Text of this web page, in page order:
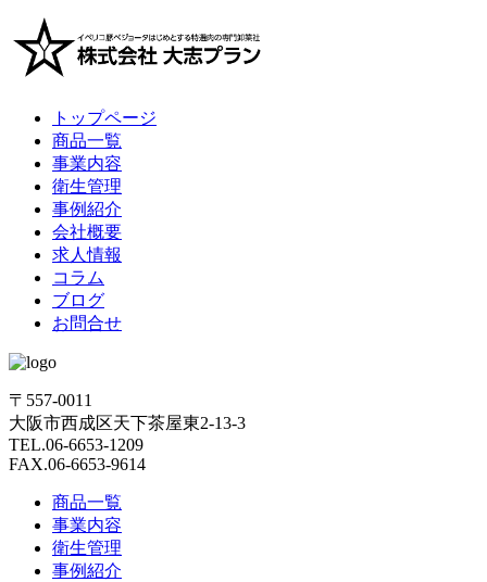
トップページ
商品一覧
事業内容
衛生管理
事例紹介
会社概要
求人情報
コラム
ブログ
お問合せ
〒557-0011
大阪市西成区天下茶屋東2-13-3
TEL.06-6653-1209
FAX.06-6653-9614
商品一覧
事業内容
衛生管理
事例紹介